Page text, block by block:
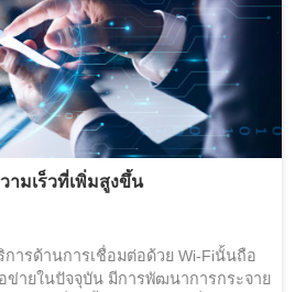
ามเร็วที่เพิ่มสูงขึ้น
การด้านการเชื่อมต่อด้วย Wi-Fiนั้นถือ
ข่ายในปัจจุบัน มีการพัฒนาการกระจาย